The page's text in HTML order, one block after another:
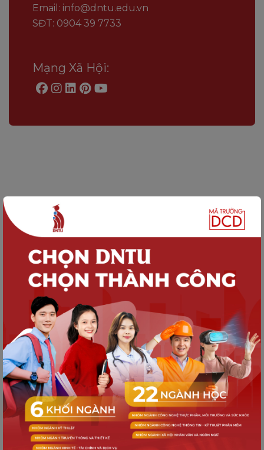
Email: info@dntu.edu.vn
SĐT: 0904 39 7733
Mạng Xã Hội:
HỢP TÁC QUỐC TẾ
DNTU mở rộng hợp tác quốc tế về giáo
dục xanh cùng dự án GREEN SEA